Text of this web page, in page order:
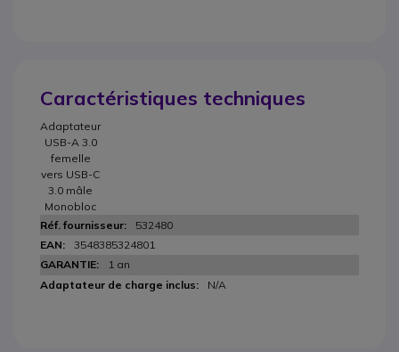
Caractéristiques techniques
Adaptateur
USB-A 3.0
femelle
vers USB-C
3.0 mâle
Monobloc
532480
3548385324801
1 an
N/A